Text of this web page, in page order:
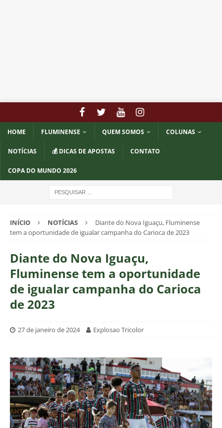
HOME FLUMINENSE QUEM SOMOS COLUNAS
NOTÍCIAS 💰 DICAS DE APOSTAS CONTATO
COPA DO MUNDO 2026
INÍCIO NOTÍCIAS
Diante do Nova Iguaçu, Fluminense
tem a oportunidade de igualar campanha do Carioca de 2023
Diante do Nova Iguaçu,
Fluminense tem a oportunidade
de igualar campanha do Carioca
de 2023
27 de janeiro de 2024 Explosao Tricolor